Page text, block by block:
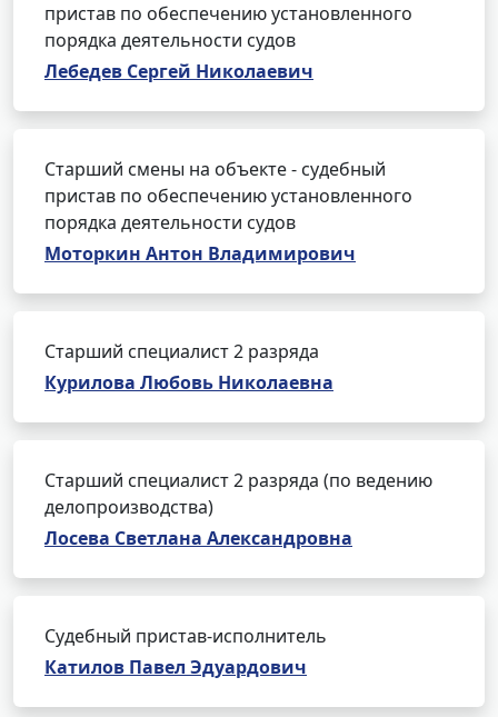
пристав по обеспечению установленного
порядка деятельности судов
Лебедев Сергей Николаевич
Старший смены на объекте - судебный
пристав по обеспечению установленного
порядка деятельности судов
Моторкин Антон Владимирович
Старший специалист 2 разряда
Курилова Любовь Николаевна
Старший специалист 2 разряда (по ведению
делопроизводства)
Лосева Светлана Александровна
Судебный пристав-исполнитель
Катилов Павел Эдуардович